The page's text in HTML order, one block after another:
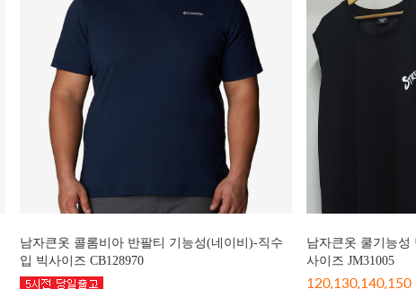
남자큰옷 콜롬비아 반팔티 기능성(네이비)-직수
입 빅사이즈 CB128970
남자큰옷 쿨기능성
사이즈 JM31005
120,130,140,150